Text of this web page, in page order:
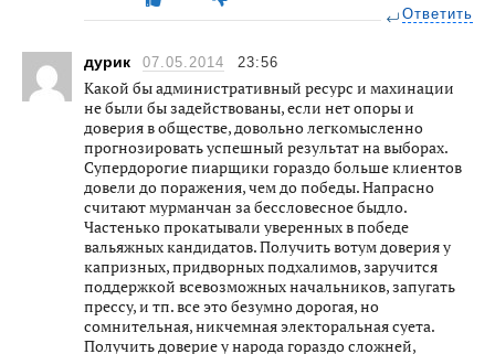
Ответить
дурик 07.05.2014 23:56
Какой бы административный ресурс и махинации
не были бы задействованы, если нет опоры и
доверия в обществе, довольно легкомысленно
прогнозировать успешный результат на выборах.
Супердорогие пиарщики гораздо больше клиентов
довели до поражения, чем до победы. Напрасно
считают мурманчан за бессловесное быдло.
Частенько прокатывали уверенных в победе
вальяжных кандидатов. Получить вотум доверия у
капризных, придворных подхалимов, заручится
поддержкой всевозможных начальников, запугать
прессу, и тп. все это безумно дорогая, но
сомнительная, никчемная электоральная суета.
Получить доверие у народа гораздо сложней,